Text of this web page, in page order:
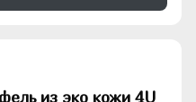
из эко кожи 4U